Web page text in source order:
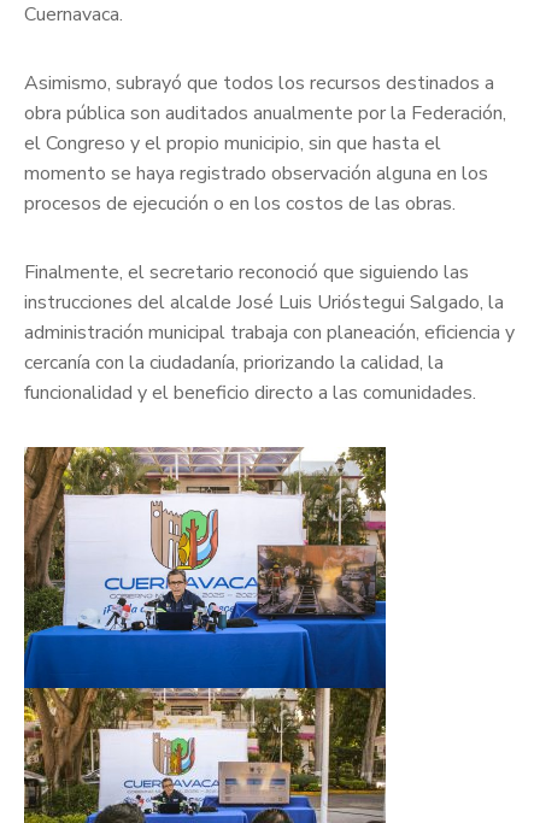
Cuernavaca.
Asimismo, subrayó que todos los recursos destinados a
obra pública son auditados anualmente por la Federación,
el Congreso y el propio municipio, sin que hasta el
momento se haya registrado observación alguna en los
procesos de ejecución o en los costos de las obras.
Finalmente, el secretario reconoció que siguiendo las
instrucciones del alcalde José Luis Urióstegui Salgado, la
administración municipal trabaja con planeación, eficiencia y
cercanía con la ciudadanía, priorizando la calidad, la
funcionalidad y el beneficio directo a las comunidades.